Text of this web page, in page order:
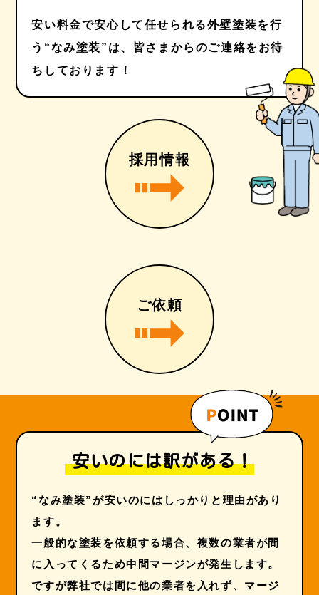
安い料金で安心して任せられる外壁塗装を行
う“なみ塗装”は、皆さまからのご連絡をお待
ちしております！
採用情報
ご依頼
安いのには訳がある！
“なみ塗装”が安いのにはしっかりと理由があり
ます。
一般的な塗装を依頼する場合、複数の業者が間
に入ってくるため中間マージンが発生します。
ですが弊社では間に他の業者を入れず、マージ